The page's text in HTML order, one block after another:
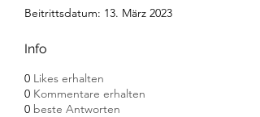
Beitrittsdatum: 13. März 2023
Info
0 Likes erhalten
0 Kommentare erhalten
0 beste Antworten